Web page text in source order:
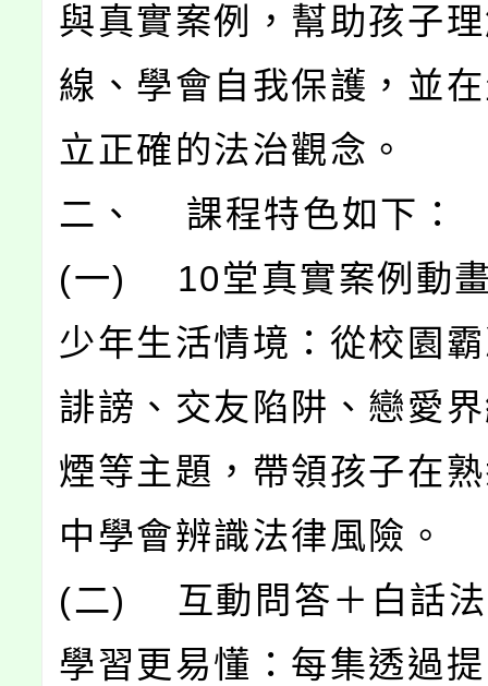
與真實案例，幫助孩子
線、學會自我保護，並
立正確的法治觀念。
二、 課程特色如下：
(一) 10堂真實案例動
少年生活情境：從校園
誹謗、交友陷阱、戀愛
煙等主題，帶領孩子在
中學會辨識法律風險。
(二) 互動問答＋白話法
學習更易懂：每集透過